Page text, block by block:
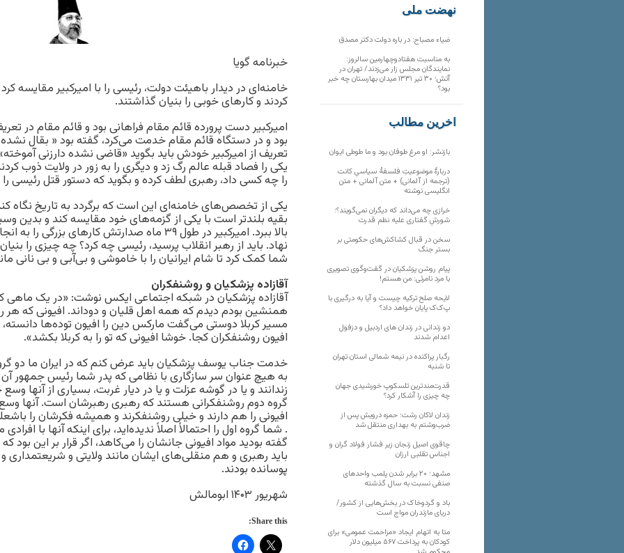
خبرنامه گویا
خامنه‌ای در دیدار باهیئت دولت، رئیسی را با امیرکبیر
کردند و کارهای خوبی را بنیان گذاشتند.
امیرکبیر دست پرورده قائم مقام فراهانی بود و قائم مقام در
بود و در دستگاه قائم مقام خدمت می‌کرد، گفته بود « بقال
تعریف از امیرکبیر خودش باید بگوید «قاضی نشده دارزنی
یکی را فصاد قبله عالم رگ زد و دیگری را به زور در ولایت ذوب
را چه کسی داد، رهبری لطف کرده و بگوید که دستور قتل رئیسی
یکی از تخصص‌های خامنه‌ای این است که برگردد به تاریخ نگاه
بقیه بلندتر است با یکی از گزمه‌های خود مقایسه کند و بدین
بالا ببرد. امیرکبیر در طول ۳۹ ماه صدارتش کارهای
نهاد. باید از رهبر انقلاب پرسید، رئیسی چه کرد؟ چه چیزی را
شما کمک کرد تا شام ایرانیان را با خاموشی و بی‌آبی و بی نانی
آقازاده پزشکیان و روشنفکران
آقازاده پزشکیان در شبکه اجتماعی ایکس نوشت: «در یک ماهی
همنشین بودم دیدم که همه اهل قلیان و دود‌اند. افیونی که هر
مسیر کربلا دوستی می‌گفت مارکس دین را افیون توده‌ها
افیون روشنفکران کجا. خوشا افیونی که تو را به کربلا بکشد».
خدمت جناب یوسف پزشکیان باید عرض کنم که در ایران ما دو
به هیچ عنوان سر سازگاری با نظامی که پدر شما رئیس جمهور آن
زندانند و یا در گوشه عزلت و یا در دیار غربت، بسیاری از آنها
گروه دوم روشنفکرانی هستند که رهبری رهبرشان است. آنها
افیونی را هم دارند و خیلی روشنفکرند و همیشه فکرشان را
. شما گروه اول را احتمالاً اصلاً ندیده‌اید، برای اینکه آنها با
گفته بودید مواد افیونی جانشان را می‌کاهد، اگر قرار بر این بود
باید رهبری و هم منقلی‌های ایشان مانند ولایتی و
پوسانده بودند.
شهریور ۱۴۰۳ ابومالش
Share this:
نهضت ملی
ضیاء مصباح: در باره دولت دکتر مصدق
به مناسبت هفتادوچهارمین سالروز:
نمایندگان مجلس زار می‌زدند/ تهران در
آتش؛ ۳۰ تیر ۱۳۳۱ میدان بهارستان چه خبر
بود؟
آخرین مطالب
بازنشر: او مرغ طوفان بود و ما طوطی ایوان
دربارهٔ موضوعیتِ فلسفهٔ سیاسیِ کانت
(ترجمه از آلمانی) + متن آلمانی + متن
انگلیسی نوشته
خرازی چه می‌داند که دیگران نمی‌گویند؟؛
شورشِ گفتاری علیه نظم قدرت
سخن در قبال کشاکش‌های حکومتی بر
بستر جنگ
پیام روشن پزشکیان در گفت‌و‌گوی تصویری
با مرد نامرئی: من هستم!
لایحه صلح ترکیه چیست و آیا به درگیری با
پ‌ک‌ک پایان خواهد داد؟
دو زندانی در زندان های اردبیل و دزفول
اعدام شدند
رگبار پراکنده در نیمه شمالی استان تهران
تا شنبه
قدرت‌مندترین تلسکوپ خورشیدی جهان
چه چیزی را آشکار کرد؟
زندان لاکان رشت؛ حمزه درویش پس از
ضرب‌وشتم به بهداری منتقل شد
چاقوی اصیل زنجان زیر فشار فولاد گران و
اجناس تقلبی ارزان
مشهد؛ ۲۰ برابر شدن پلمب واحدهای
صنفی نسبت به سال گذشته
باد و گردوخاک در بخش‌هایی از کشور/
دریای مازندران مواج است
متا به اتهام ایجاد «مزاحمت عمومی» برای
کودکان به پرداخت ۵۶۷ میلیون دلار